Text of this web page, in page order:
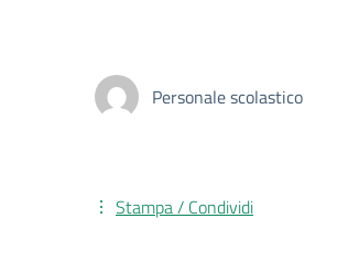
Personale scolastico
Stampa / Condividi